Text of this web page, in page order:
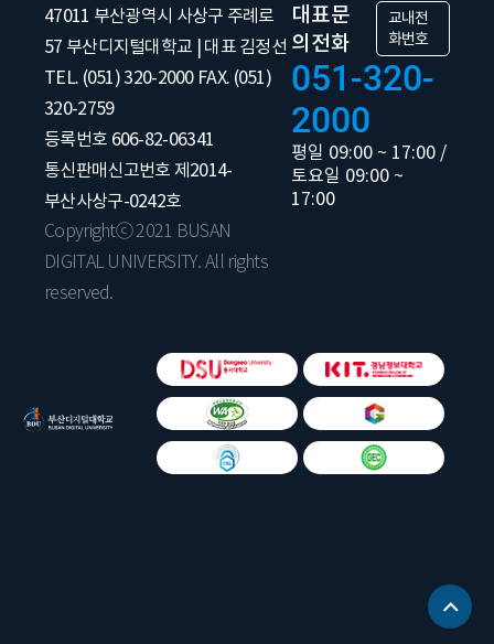
47011 부산광역시 사상구 주례로
57 부산디지털대학교 | 대표 김정선
TEL. (051) 320-2000 FAX. (051)
320-2759
등록번호 606-82-06341
통신판매신고번호 제2014-
부산사상구-0242호
Copyrightⓒ 2021 BUSAN
DIGITAL UNIVERSITY. All rights
reserved.
대표문
의전화
교내전
화번호
051-320-
2000
평일 09:00 ~ 17:00 /
토요일 09:00 ~
17:00